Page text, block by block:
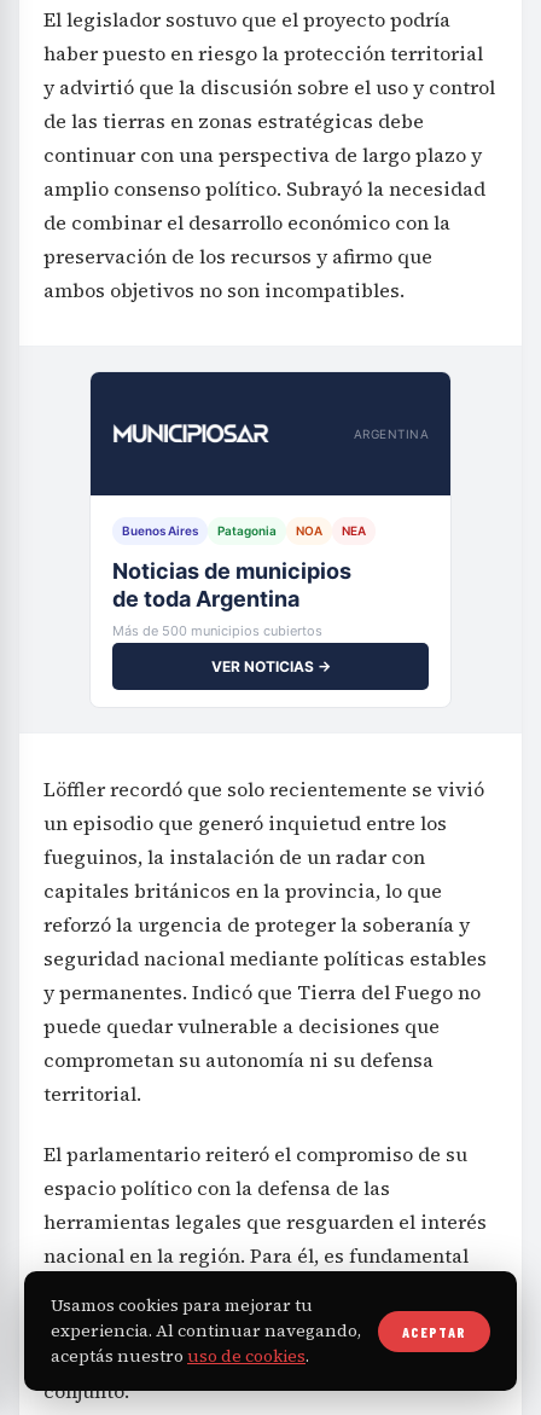
El legislador sostuvo que el proyecto podría
haber puesto en riesgo la protección territorial
y advirtió que la discusión sobre el uso y control
de las tierras en zonas estratégicas debe
continuar con una perspectiva de largo plazo y
amplio consenso político. Subrayó la necesidad
de combinar el desarrollo económico con la
preservación de los recursos y afirmo que
ambos objetivos no son incompatibles.
ARGENTINA
Buenos Aires Patagonia NOA NEA
Noticias de municipios
de toda Argentina
Más de 500 municipios cubiertos
VER NOTICIAS →
Löffler recordó que solo recientemente se vivió
un episodio que generó inquietud entre los
fueguinos, la instalación de un radar con
capitales británicos en la provincia, lo que
reforzó la urgencia de proteger la soberanía y
seguridad nacional mediante políticas estables
y permanentes. Indicó que Tierra del Fuego no
puede quedar vulnerable a decisiones que
comprometan su autonomía ni su defensa
territorial.
El parlamentario reiteró el compromiso de su
espacio político con la defensa de las
herramientas legales que resguarden el interés
nacional en la región. Para él, es fundamental
futuro de Tierra del Fuego esté orientada al
bienestar de la población local y del país en su
conjunto.
Usamos cookies para mejorar tu
experiencia. Al continuar navegando,
aceptás nuestro uso de cookies.
ACEPTAR